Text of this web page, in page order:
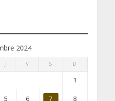
2024
J V S D
1
5 6 7 8